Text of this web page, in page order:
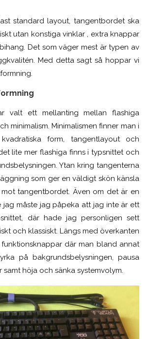
standard layout, tangentbordet ska
utan konstiga vinklar , extra knappar
Det som väger mest är typen av
Med detta sagt så hoppar vi
valt ett mellanting mellan flashiga
minimalism. Minimalismen finner man i
form, tangentlayout och
lite mer flashiga finns i typsnittet och
Ytan kring tangenterna
som ger en väldigt skön känsla
tangentbordet. Även om det är en
jag måste jag påpeka att jag inte är ett
där hade jag personligen sett
och klassiskt. Längs med överkanten
där man bland annat
på bakgrundsbelysningen, pausa
höja och sänka systemvolym.